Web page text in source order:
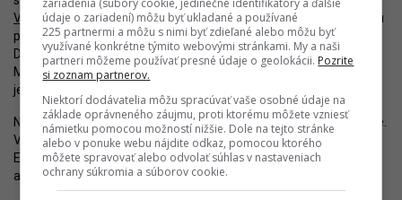
Vŕby
od RMC Properties aJužná Plážod V.D. Lake. Oba projekty sú
polyfunkčného charakteru a plánujú využiť dotyk s Veľkým
Draždiakom vo forme vzniku promenády a služieb pre verejnosť.
Malo by tak dôjsť k ďalšiemu skvalitneniu prostredia a zvýšeniu
jeho rekreačného potenciálu.
Nedá sa však povedať, že by boli tieto zámery jednoznačne vítané.
V minulosti prekládka vedenia zlyhala aj kvôli odporu verejnosti.
Existovali obavy, že brehy Veľkého Draždiaka budú prebudované
a obstavané, pričom bežní ľudia by stratili prístup k vode.
zariadenia (súbory cookie, jedinečné identifikátory a ďalšie
údaje o zariadení) môžu byť ukladané a používané
225 partnermi a môžu s nimi byť zdieľané alebo môžu byť
využívané konkrétne týmito webovými stránkami. My a naši
partneri môžeme používať presné údaje o geolokácii. Pozrite
si zoznam partnerov.
Niektorí dodávatelia môžu spracúvať vaše osobné údaje na
základe oprávneného záujmu, proti ktorému môžete vzniesť
námietku pomocou možností nižšie. Dole na tejto stránke
alebo v ponuke webu nájdite odkaz, pomocou ktorého
môžete spravovať alebo odvolať súhlas v nastaveniach
ochrany súkromia a súborov cookie.